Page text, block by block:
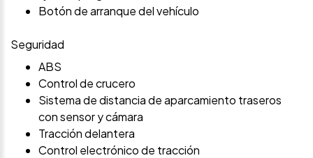
Botón de arranque del vehículo
Seguridad
ABS
Control de crucero
Sistema de distancia de aparcamiento traseros
con sensor y cámara
Tracción delantera
Control electrónico de tracción